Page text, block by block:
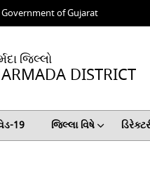
Government of Gujarat
જિલ્લો
DISTRICT
19 જિલ્લા વિષે